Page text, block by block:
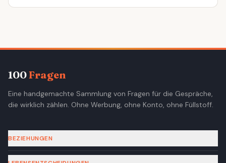
100Fragen
Eine handgemachte Sammlung von Fragen für die Gespräche,
die wirklich zählen. Ohne Werbung, ohne Konto, ohne Füllstoff.
BEZIEHUNGEN